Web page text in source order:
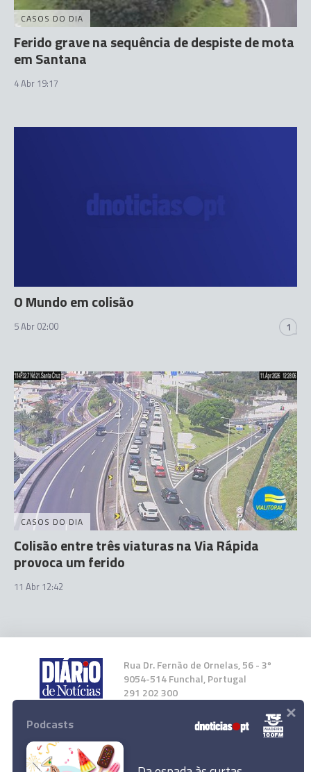
CASOS DO DIA
Ferido grave na sequência de despiste de mota
em Santana
4 Abr 19:17
O Mundo em colisão
5 Abr 02:00 1
CASOS DO DIA
Colisão entre três viaturas na Via Rápida
provoca um ferido
11 Abr 12:42
Rua Dr. Fernão de Ornelas, 56 - 3º
9054-514 Funchal, Portugal
291 202 300
Instale a nossa App
Podcasts ×